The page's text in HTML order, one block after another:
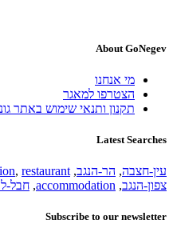
About GoNegev
מי אנחנו
הצטרפו למאגר
תקנון ותנאי שימוש באתר
Latest Searches
עין-חצבה, הר-הנגב,
, restaurant
צפון-הנגב,
accommodation
, חבל-
Subscribe to our newsletter